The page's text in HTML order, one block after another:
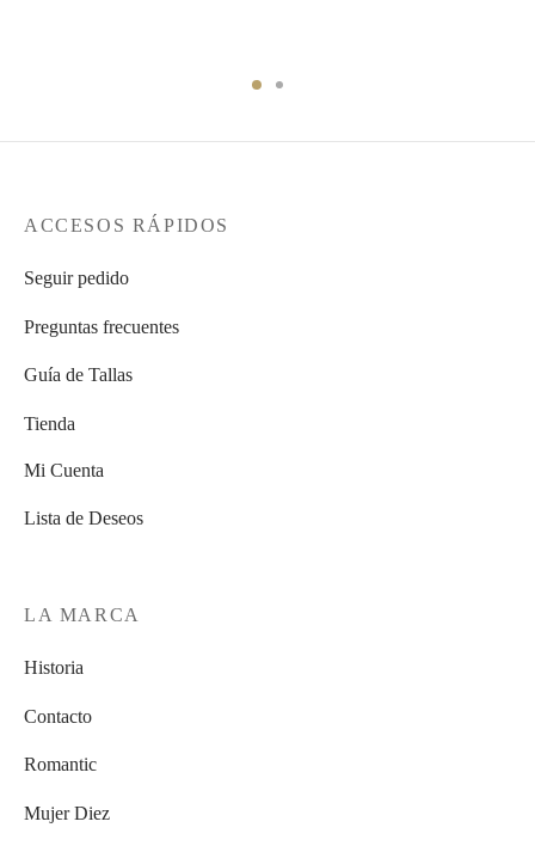
ACCESOS RÁPIDOS
Seguir pedido
Preguntas frecuentes
Guía de Tallas
Tienda
Mi Cuenta
Lista de Deseos
LA MARCA
Historia
Contacto
Romantic
Mujer Diez